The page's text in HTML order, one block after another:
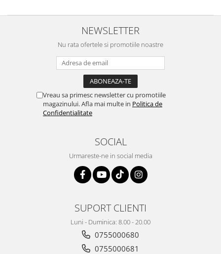
NEWSLETTER
Nu rata ofertele si promotiile noastre
Vreau sa primesc newsletter cu promotiile
magazinului. Afla mai multe in Politica de
Confidentialitate
SOCIAL
Urmareste-ne in social media
SUPORT CLIENTI
Luni - Duminica: 8.00 - 20.00
0755000680
0755000681